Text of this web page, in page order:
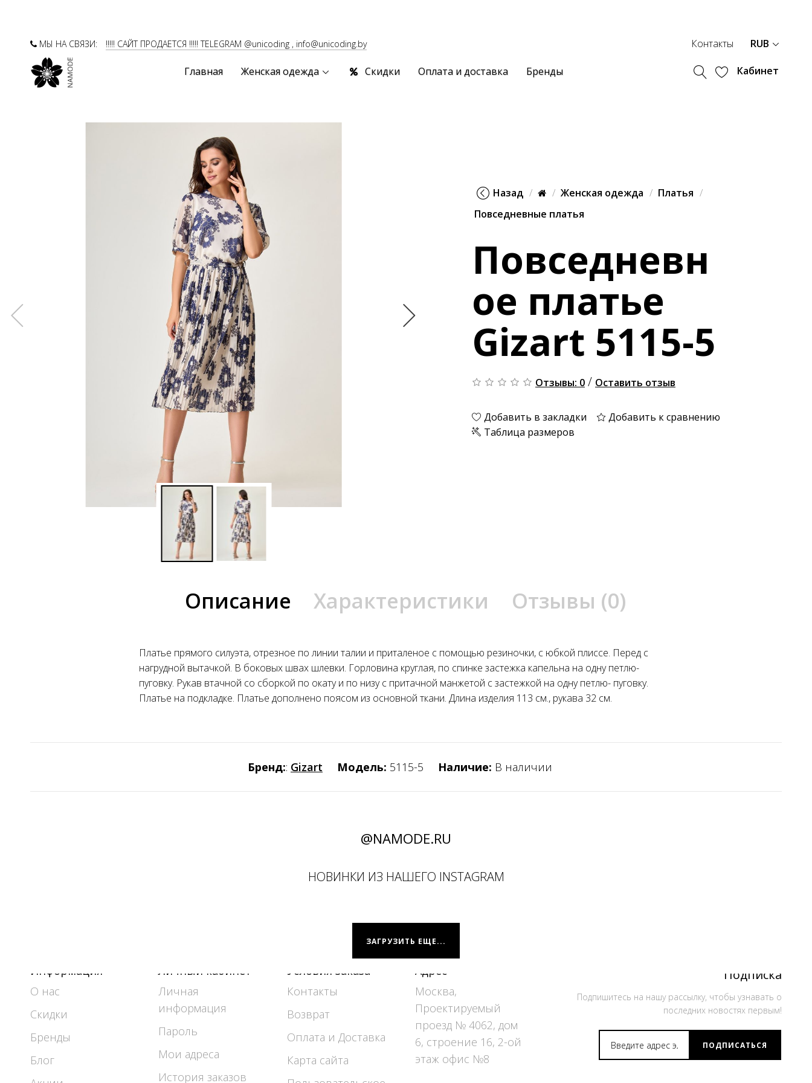
МЫ НА СВЯЗИ: !!!!! САЙТ ПРОДАЕТСЯ !!!!! TELEGRAM @unicoding , info@unicoding.by Контакты RUB
Главная Женская одежда Скидки Оплата и доставка Бренды Кабинет
Назад Женская одежда
Платья
Повседневные платья
Повседневн
ое платье
Gizart 5115-5
Отзывы: 0 / Оставить отзыв
Добавить в закладки
Добавить к сравнению
Таблица размеров
Описание Характеристики Отзывы (0)
Платье прямого силуэта, отрезное по линии талии и приталеное с помощью резиночки, с юбкой плиссе. Перед с
нагрудной вытачкой. В боковых швах шлевки. Горловина круглая, по спинке застежка капельна на одну петлю-
пуговку. Рукав втачной со сборкой по окату и по низу с притачной манжетой с застежкой на одну петлю- пуговку.
Платье на подкладке. Платье дополнено поясом из основной ткани. Длина изделия 113 см., рукава 32 см.
Бренд:: Gizart Модель: 5115-5 Наличие: В наличии
@NAMODE.RU
НОВИНКИ ИЗ НАШЕГО INSTAGRAM
ЗАГРУЗИТЬ ЕЩЕ...
Информация
О нас
Скидки
Бренды
Блог
Личный кабинет
Личная
информация
Пароль
Мои адреса
История заказов
Условия заказа
Контакты
Возврат
Оплата и Доставка
Карта сайта
Адрес
Москва,
Проектируемый
проезд № 4062, дом
6, строение 16, 2-ой
этаж офис №8
Подписка
Подпишитесь на нашу рассылку, чтобы узнавать о
последних новостях первым!
ПОДПИСАТЬСЯ